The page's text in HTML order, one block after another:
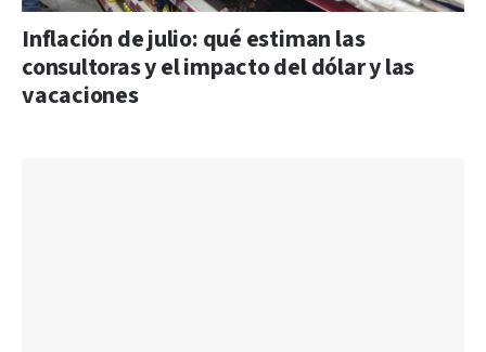
Inflación de julio: qué estiman las
consultoras y el impacto del dólar y las
vacaciones